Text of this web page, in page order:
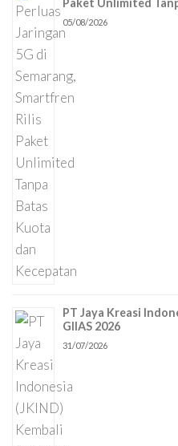
Paket Unlimited
05/08/2026
PT Jaya Kreasi
GIIAS 2026
31/07/2026